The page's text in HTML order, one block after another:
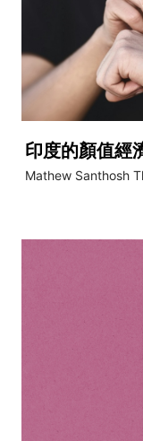
印度的顏值經
Mathew Santhosh